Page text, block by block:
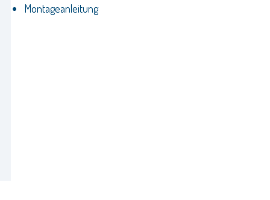
Montageanleitung